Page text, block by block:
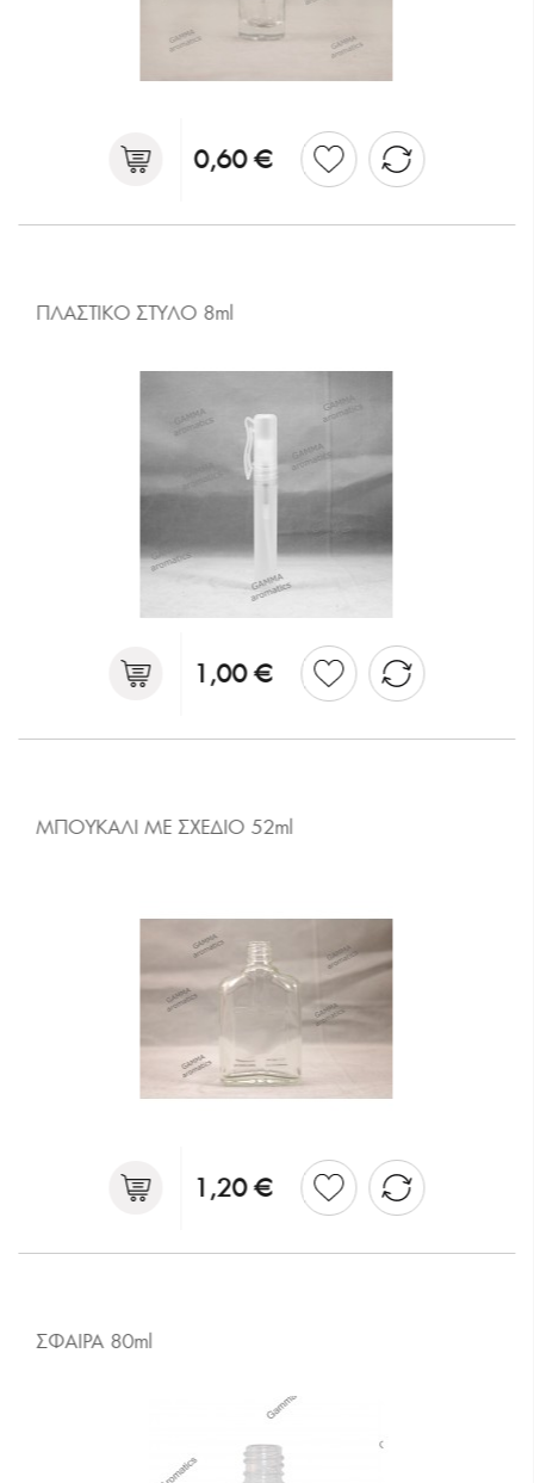
0,60 €
ΠΛΑΣΤΙΚΟ ΣΤΥΛΟ 8ml
1,00 €
ΜΠΟΥΚΑΛΙ ΜΕ ΣΧΕΔΙΟ 52ml
1,20 €
ΣΦΑΙΡΑ 80ml